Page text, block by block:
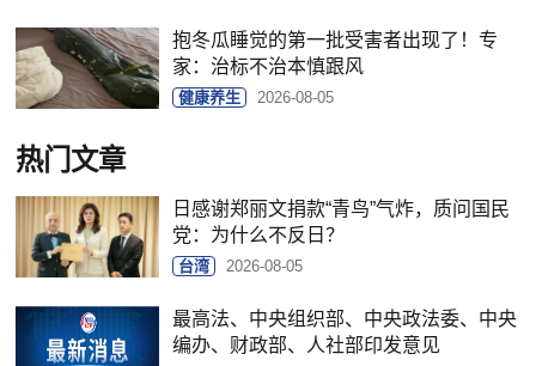
抱冬瓜睡觉的第一批受害者出现了！专
家：治标不治本慎跟风
健康养生 2026-08-05
热门文章
日感谢郑丽文捐款“青鸟”气炸，质问国民
党：为什么不反日？
台湾 2026-08-05
最高法、中央组织部、中央政法委、中央
编办、财政部、人社部印发意见